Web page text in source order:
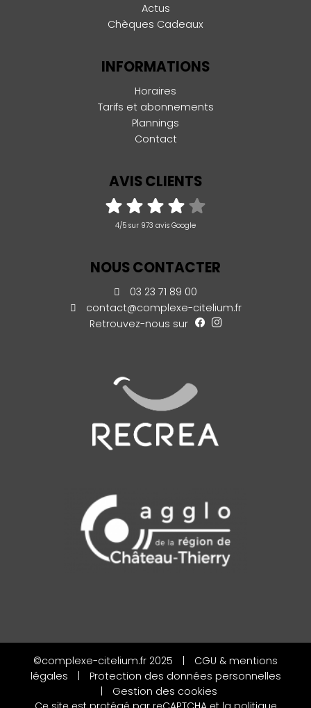
Actus
Chèques Cadeaux
INFORMATIONS
Horaires
Tarifs et abonnements
Plannings
Contact
AVIS CLIENTS
4/5 sur 973 avis Google
NOUS CONTACTER
03 23 71 89 00
contact@complexe-citelium.fr
Retrouvez-nous sur
©complexe-citelium.fr 2025
CGU & mentions
légales
Protection des données personnelles
Gestion des cookies